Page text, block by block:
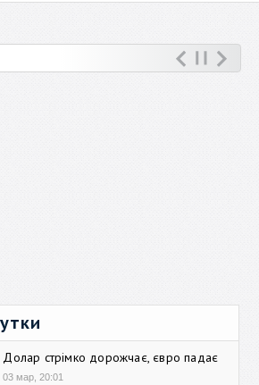
Долар стрімко дорожчає, євро падає
03 мар, 20:01